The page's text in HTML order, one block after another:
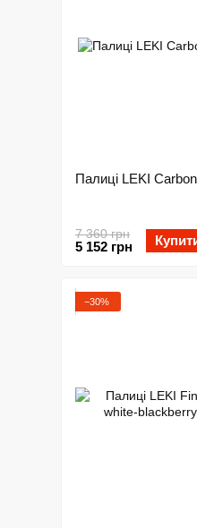
Палиці LEKI
7 360 грн
5 152 грн
−30%